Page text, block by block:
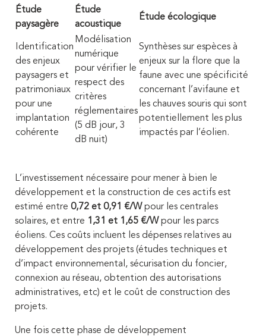
Étude
paysagère
Étude
acoustique
Étude écologique
Identification
des enjeux
paysagers et
patrimoniaux
pour une
implantation
cohérente
Modélisation
numérique
pour vérifier le
respect des
critères
réglementaires
(5 dB jour, 3
dB nuit)
Synthèses sur espèces à
enjeux sur la flore que la
faune avec une spécificité
concernant l’avifaune et
les chauves souris qui sont
potentiellement les plus
impactés par l’éolien.
L’investissement nécessaire pour mener à bien le
développement et la construction de ces actifs est
estimé entre 0,72 et 0,91 €/W pour les centrales
solaires, et entre 1,31 et 1,65 €/W pour les parcs
éoliens. Ces coûts incluent les dépenses relatives au
développement des projets (études techniques et
d’impact environnemental, sécurisation du foncier,
connexion au réseau, obtention des autorisations
administratives, etc) et le coût de construction des
projets.
Une fois cette phase de développement